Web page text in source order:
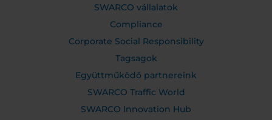
SWARCO vállalatok
Compliance
Corporate Social Responsibility
Tagsagok
Együttműködő partnereink
SWARCO Traffic World
SWARCO Innovation Hub